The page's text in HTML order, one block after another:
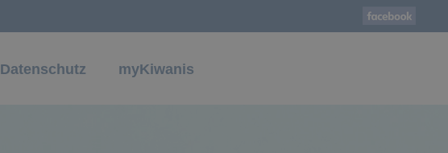
Datenschutz myKiwanis